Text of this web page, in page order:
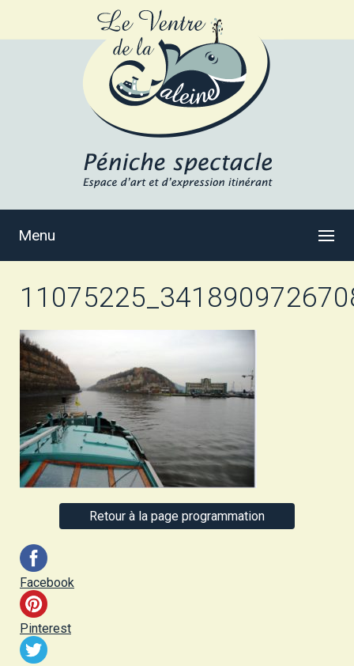
Menu
Retour à la page programmation
Facebook
Pinterest